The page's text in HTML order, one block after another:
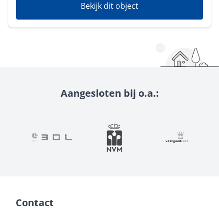
Bekijk dit object
Aangesloten bij o.a.:
Contact